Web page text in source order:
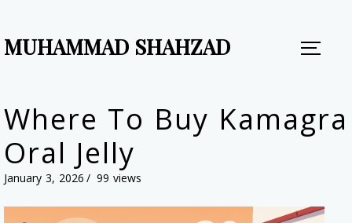
MUHAMMAD SHAHZAD
Where To Buy Kamagra
Oral Jelly
January 3, 2026 99 views